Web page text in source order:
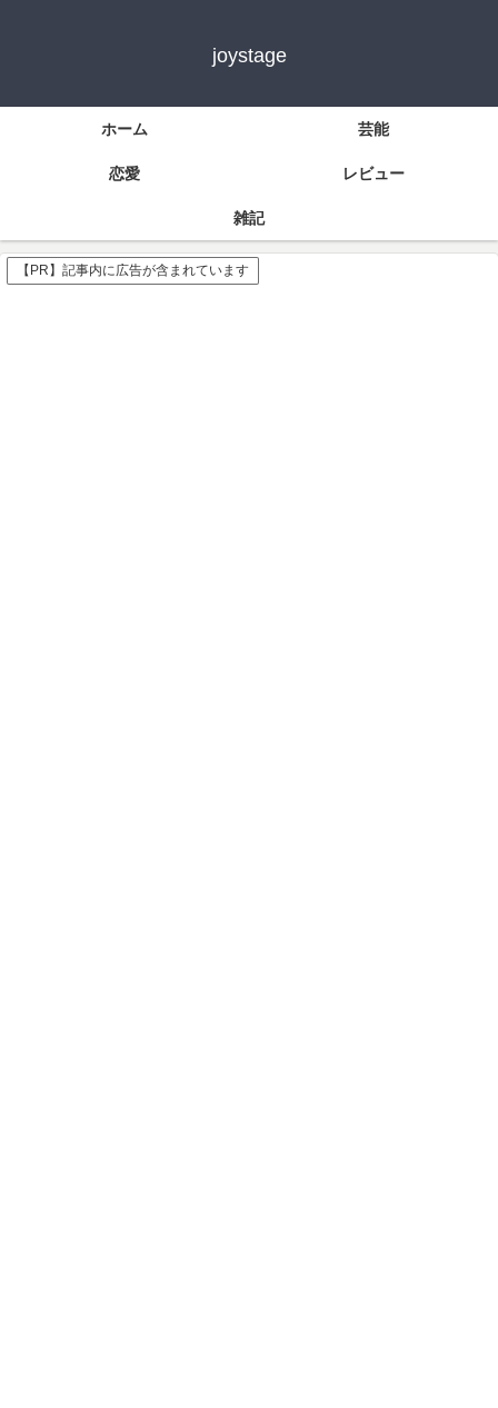
joystage
ホーム 芸能
恋愛 レビュー
雑記
【PR】記事内に広告が含まれています